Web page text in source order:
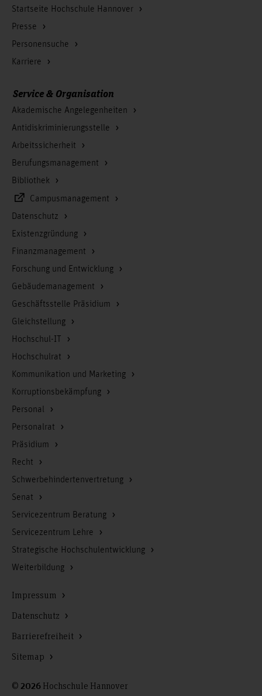
Startseite Hochschule Hannover
Presse
Personensuche
Karriere
Service & Organisation
Akademische Angelegenheiten
Antidiskriminierungsstelle
Arbeitssicherheit
Berufungsmanagement
Bibliothek
Campusmanagement
Datenschutz
Existenzgründung
Finanzmanagement
Forschung und Entwicklung
Gebäudemanagement
Geschäftsstelle Präsidium
Gleichstellung
Hochschul-IT
Hochschulrat
Kommunikation und Marketing
Korruptionsbekämpfung
Personal
Personalrat
Präsidium
Recht
Schwerbehindertenvertretung
Senat
Servicezentrum Beratung
Servicezentrum Lehre
Strategische Hochschulentwicklung
Weiterbildung
© 2026 Hochschule Hannover
Impressum
Datenschutz
Barrierefreiheit
Sitemap